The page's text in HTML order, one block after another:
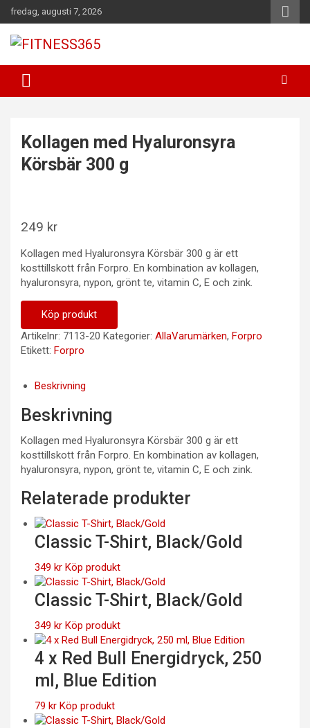
Hoppa
till
innehåll
fredag, augusti 7, 2026
FITNESS365
Kollagen med Hyaluronsyra
Körsbär 300 g
249 kr
Kollagen med Hyaluronsyra Körsbär 300 g är ett
kosttillskott från Forpro. En kombination av kollagen,
hyaluronsyra, nypon, grönt te, vitamin C, E och zink.
Köp produkt
Artikelnr: 7113-20 Kategorier: AllaVarumärken, Forpro
Etikett: Forpro
Beskrivning
Beskrivning
Kollagen med Hyaluronsyra Körsbär 300 g är ett
kosttillskott från Forpro. En kombination av kollagen,
hyaluronsyra, nypon, grönt te, vitamin C, E och zink.
Relaterade produkter
Classic T-Shirt, Black/Gold
349 kr Köp produkt
Classic T-Shirt, Black/Gold
349 kr Köp produkt
4 x Red Bull Energidryck, 250
ml, Blue Edition
79 kr Köp produkt